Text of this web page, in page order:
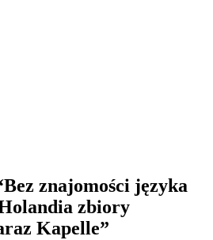
znajomości języka
zbiory
Kapelle”